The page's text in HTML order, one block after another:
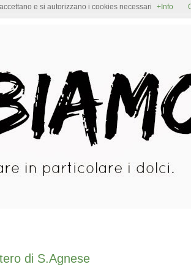
di S.Agnese
e si autorizzano i cookies necessari +Info